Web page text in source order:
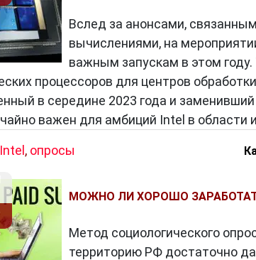
Вслед за анонсами,
вычислениями, на
важным запускам в этом
процессоров для центров
в середине 2023 года и
важен для амбиций Intel в области
Intel , опросы
МОЖНО ЛИ ХОРОШО
Метод социологического
территорию РФ достаточно